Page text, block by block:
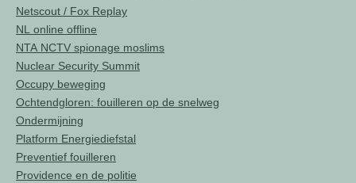
Netscout / Fox Replay
NL online offline
NTA NCTV spionage moslims
Nuclear Security Summit
Occupy beweging
Ochtendgloren: fouilleren op de snelweg
Ondermijning
Platform Energiediefstal
Preventief fouilleren
Providence en de politie